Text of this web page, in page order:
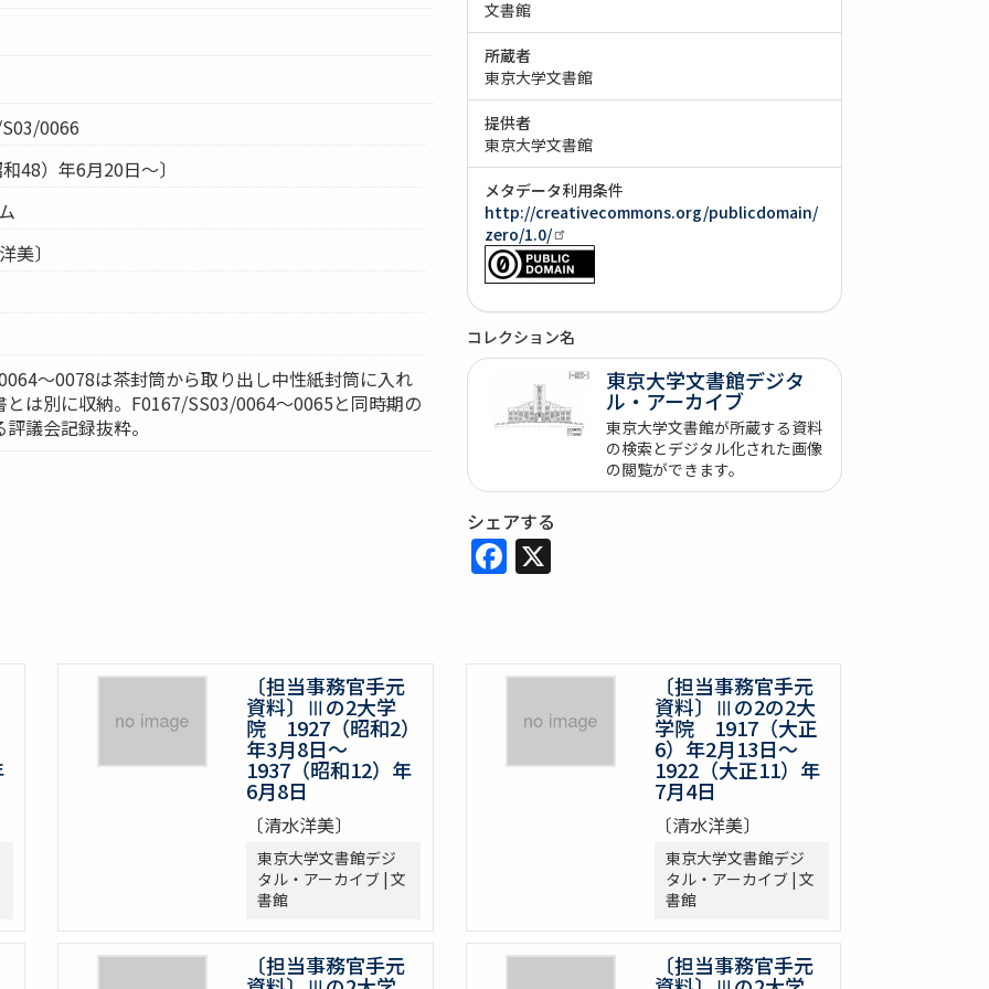
0066
48）年6月20日～〕
美〕
～0078は茶封筒から取り出し中性紙封筒に入れ
とは別に収納。F0167/SS03/0064～0065と同時期の
議会記録抜粋。
文書館
所蔵者
東京大学文書館
提供者
東京大学文書館
メタデータ利用条件
http://creativecommons.org/publicdomain/
zero/1.0/
コレクション名
東京大学文書館デジタ
ル・アーカイブ
東京大学文書館が所蔵する資料
の検索とデジタル化された画像
の閲覧ができます。
シェアする
Facebook
X
〔担当事務官手元
資料〕Ⅲの2大学
院 1927（昭和2）
年3月8日～
1937（昭和12）年
6月8日
〔清水洋美〕
東京大学文書館デジ
タル・アーカイブ | 文
書館
〔担当事務官手元
資料〕Ⅲの2の2大
学院 1917（大正
6）年2月13日～
1922（大正11）年
7月4日
〔清水洋美〕
東京大学文書館デジ
タル・アーカイブ | 文
書館
〔担当事務官手元 〔担当事務官手元